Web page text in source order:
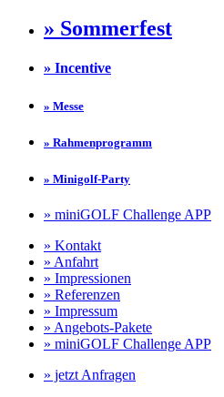
» Sommerfest
» Incentive
» Messe
» Rahmenprogramm
» Minigolf-Party
» miniGOLF Challenge APP
» Kontakt
» Anfahrt
» Impressionen
» Referenzen
» Impressum
» Angebots-Pakete
» miniGOLF Challenge APP
» jetzt Anfragen